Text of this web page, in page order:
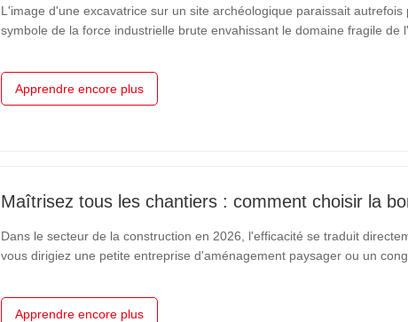
L'image d'une excavatrice sur un site archéologique paraissait autrefois
symbole de la force industrielle brute envahissant le domaine fragile de
domaine de l'ingénierie de…
Apprendre encore plus
Dans le secteur de la construction en 2026, l'efficacité se traduit
vous dirigiez une petite entreprise d'aménagement paysager ou un
votre succès.Excavateurs…
Apprendre encore plus